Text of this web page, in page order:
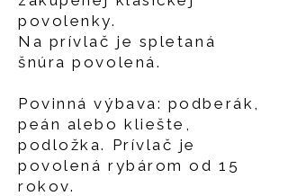
povolenky.
​Na prívlač je spletaná
šnúra povolená.
Povinná výbava: podberák,
peán alebo kliešte,
podložka. Prívlač je
povolená rybárom od 15
rokov.